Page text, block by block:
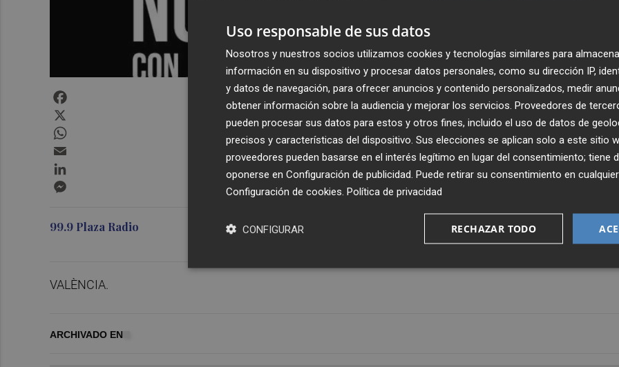
99.9 Plaza Radio Publicado: 23/02/2022 ·
Actualizado: 29/01/2024 ·
VALÈNCIA.
ARCHIVADO EN
Uso responsable de sus datos
Nosotros y nuestros socios utilizamos cookies y tecnologías similares para
información en su dispositivo y procesar datos personales, como su dirección IP,
y datos de navegación, para ofrecer anuncios y contenido personalizados, medir
obtener información sobre la audiencia y mejorar los servicios. Proveedores de
pueden procesar sus datos para estos y otros fines, incluido el uso de datos de
precisos y características del dispositivo. Sus elecciones se aplican solo a este sitio
proveedores pueden basarse en el interés legítimo en lugar del consentimiento; tiene
oponerse en Configuración de publicidad . Puede retirar su consentimiento en
Configuración de cookies Política de privacidad
RECHAZAR TODO
CONFIGURAR